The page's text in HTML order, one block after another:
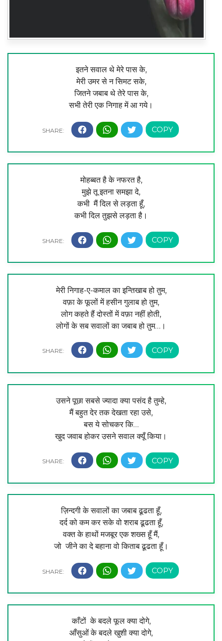
इतने सवाल थे मेरे पास के,
मेरी उमर से न सिमट सके,
जितने जबाब थे तेरे पास के,
सभी तेरी एक निगाह में आ गये।
मोहब्बत है के नफरत है,
मुझे तू इतना समझा दे,
कभी मैं दिल से लड़ता हूँ,
कभी दिल तुझसे लड़ता है।
मेरी निगाह-ए-कमाल का इन्तिखाब हो तुम,
वफ़ा के फूलों में हसीन गुलाब हो तुम,
लोग कहते हैं दोस्तों में वफ़ा नहीं होती,
लोगों के सब सवालों का जबाब हो तुम…।
उसने पूछा सबसे ज्यादा क्या पसंद है तुम्हे,
मैं बहुत देर तक देखता रहा उसे,
बस ये सोचकर कि…
खुद जवाब होकर उसने सवाल क्यूँ किया।
ज़िन्दगी के सवालों का जबाब ढूढता हूँ,
दर्द को कम कर सके वो शराब ढूढता हूँ,
वक्त के हाथों मजबूर एक शख्स हूँ मैं,
जो जीने का दे बहाना वो किताब ढूढता हूँ।
काँटों के बदले फूल क्या दोगे,
आँसुओं के बदले खुशी क्या दोगे,